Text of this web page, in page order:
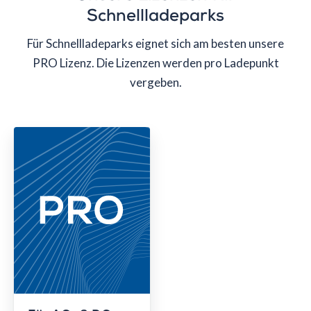
Schnellladeparks
Für Schnellladeparks eignet sich am besten unsere
PRO Lizenz. Die Lizenzen werden pro Ladepunkt
vergeben.